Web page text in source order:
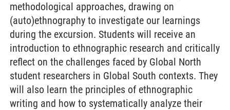
methodological approaches, drawing on
(auto)ethnography to investigate our learnings
during the excursion. Students will receive an
introduction to ethnographic research and critically
reflect on the challenges faced by Global North
student researchers in Global South contexts. They
will also learn the principles of ethnographic
writing and how to systematically analyze their